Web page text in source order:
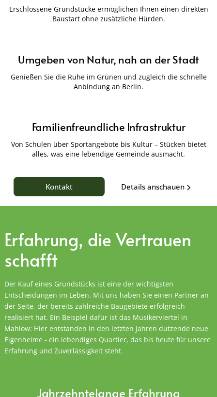
Erschlossene Grundstücke ermöglichen Ihnen einen direkten
Baustart ohne zusätzliche Hürden.
Umgeben von Natur, nah an der Stadt
Genießen Sie die Ruhe im Grünen und zugleich die schnelle
Anbindung an Berlin.
Familienfreundliche Infrastruktur
Von Schulen über Sportangebote bis Kultur – Stücken bietet
alles, was eine lebendige Gemeinde ausmacht.
Kontakt Details anschauen
Erfahrung, dieVertrauen
schafft
Der Kauf eines Grundstücks ist eine der wichtigsten
Entscheidungen im Leben. Mit uns haben Sie einen Partner an
der Seite, der bereits zahlreiche Baugebiete erfolgreich
realisiert hat. Ein Beispiel dafür ist das Musikerviertel in
Mahlow: Hier entstanden in den letzten Jahren dutzende neue
Eigenheime - ein lebendiges Quartier, das bis heute für unsere
Erfahrung und Zuverlässigkeit steht.
Jahrzehntelange Erfahrung